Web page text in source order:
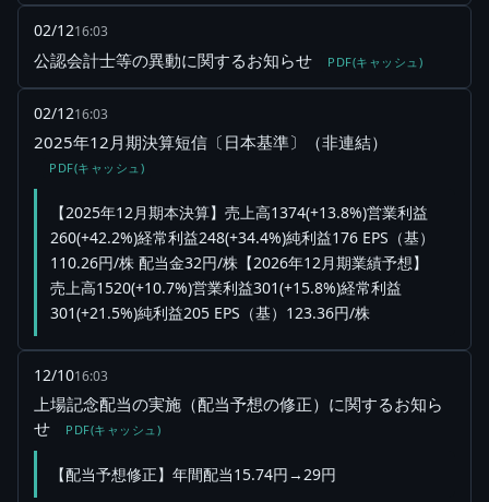
02/1216:03
公認会計士等の異動に関するお知らせ PDF(キャッシュ)
02/1216:03
2025年12月期決算短信〔日本基準〕（非連結）
PDF(キャッシュ)
【2025年12月期本決算】売上高1374(+13.8%)営業利益
260(+42.2%)経常利益248(+34.4%)純利益176 EPS（基）
110.26円/株 配当金32円/株【2026年12月期業績予想】
売上高1520(+10.7%)営業利益301(+15.8%)経常利益
301(+21.5%)純利益205 EPS（基）123.36円/株
12/1016:03
上場記念配当の実施（配当予想の修正）に関するお知ら
せ
PDF(キャッシュ)
【配当予想修正】年間配当15.74円→29円